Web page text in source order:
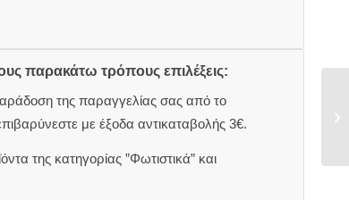
παρακάτω τρόπους επιλέξεις:
της παραγγελίας σας από το
με έξοδα αντικαταβολής 3€.
της κατηγορίας ”Φωτιστικά” και